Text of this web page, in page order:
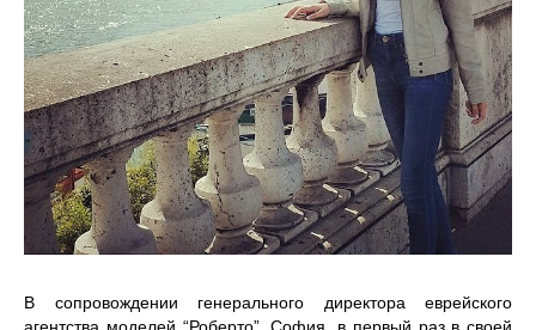
В сопровождении генерального директора еврейского